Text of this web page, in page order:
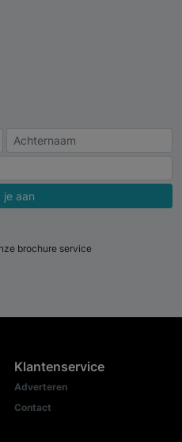
je aan
brochure service
Klantenservice
Adverteren
Contact